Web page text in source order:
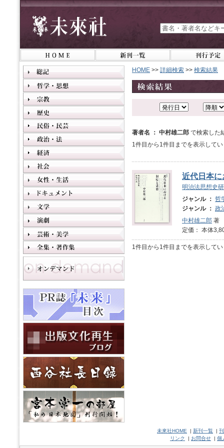
HOME >> 詳細検索 >> 検索結果
著者名 ： 中村雄二郎 で検索した
1件目から1件目までを表示して
近代日本
明治法思想史
ジャンル ： 哲
ジャンル ： 政
中村雄二郎 著
定価： 本体
1件目から1件目までを表示して
未來社HOME | 新刊一覧 |
リンク
| お問合せ | 個